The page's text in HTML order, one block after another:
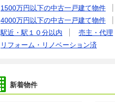
1500万円以下の中古一戸建て物件
4000万円以下の中古一戸建て物件
駅近・駅１０分以内
売主・代理
リフォーム・リノベーション済
新着物件